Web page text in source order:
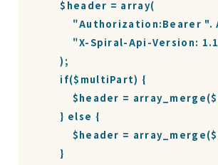
        $header = array(
"Authorization:Bearer
"X-Spiral-Api-Version:
        );
        if($multiPart) {
$header =
        } else {
$header =
        }